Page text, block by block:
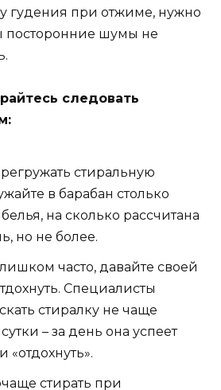
гудения при отжиме, нужно
посторонние шумы не
следовать
стиральную
в барабан столько
на сколько рассчитана
но не более.
часто, давайте своей
Специалисты
стиралку не чаще
– за день она успеет
«отдохнуть».
стирать при